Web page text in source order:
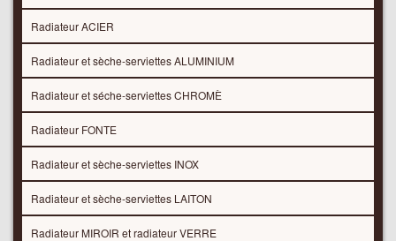
Radiateur ACIER
Radiateur et sèche-serviettes ALUMINIUM
Radiateur et séche-serviettes CHROMÈ
Radiateur FONTE
Radiateur et sèche-serviettes INOX
Radiateur et sèche-serviettes LAITON
Radiateur MIROIR et radiateur VERRE